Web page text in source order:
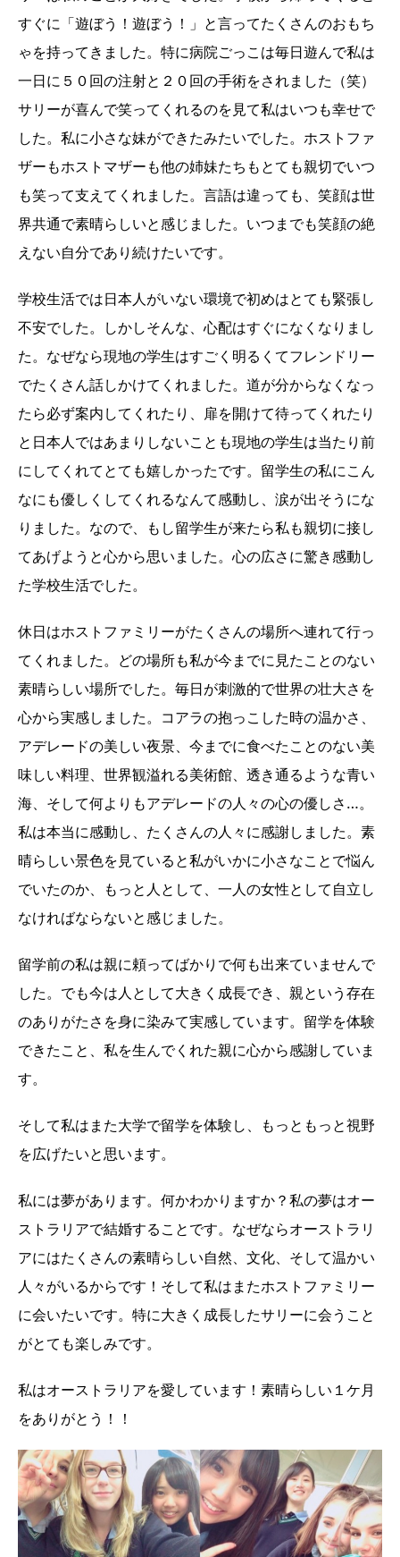
すぐに「遊ぼう！遊ぼう！」と言ってたくさんのおもち
ゃを持ってきました。特に病院ごっこは毎日遊んで私は
一日に５０回の注射と２０回の手術をされました（笑）
サリーが喜んで笑ってくれるのを見て私はいつも幸せで
した。私に小さな妹ができたみたいでした。ホストファ
ザーもホストマザーも他の姉妹たちもとても親切でいつ
も笑って支えてくれました。言語は違っても、笑顔は世
界共通で素晴らしいと感じました。いつまでも笑顔の絶
えない自分であり続けたいです。
学校生活では日本人がいない環境で初めはとても緊張し
不安でした。しかしそんな、心配はすぐになくなりまし
た。なぜなら現地の学生はすごく明るくてフレンドリー
でたくさん話しかけてくれました。道が分からなくなっ
たら必ず案内してくれたり、扉を開けて待ってくれたり
と日本人ではあまりしないことも現地の学生は当たり前
にしてくれてとても嬉しかったです。留学生の私にこん
なにも優しくしてくれるなんて感動し、涙が出そうにな
りました。なので、もし留学生が来たら私も親切に接し
てあげようと心から思いました。心の広さに驚き感動し
た学校生活でした。
休日はホストファミリーがたくさんの場所へ連れて行っ
てくれました。どの場所も私が今までに見たことのない
素晴らしい場所でした。毎日が刺激的で世界の壮大さを
心から実感しました。コアラの抱っこした時の温かさ、
アデレードの美しい夜景、今までに食べたことのない美
味しい料理、世界観溢れる美術館、透き通るような青い
海、そして何よりもアデレードの人々の心の優しさ…。
私は本当に感動し、たくさんの人々に感謝しました。素
晴らしい景色を見ていると私がいかに小さなことで悩ん
でいたのか、もっと人として、一人の女性として自立し
なければならないと感じました。
留学前の私は親に頼ってばかりで何も出来ていませんで
した。でも今は人として大きく成長でき、親という存在
のありがたさを身に染みて実感しています。留学を体験
できたこと、私を生んでくれた親に心から感謝していま
す。
そして私はまた大学で留学を体験し、もっともっと視野
を広げたいと思います。
私には夢があります。何かわかりますか？私の夢はオー
ストラリアで結婚することです。なぜならオーストラリ
アにはたくさんの素晴らしい自然、文化、そして温かい
人々がいるからです！そして私はまたホストファミリー
に会いたいです。特に大きく成長したサリーに会うこと
がとても楽しみです。
私はオーストラリアを愛しています！素晴らしい１ケ月
をありがとう！！